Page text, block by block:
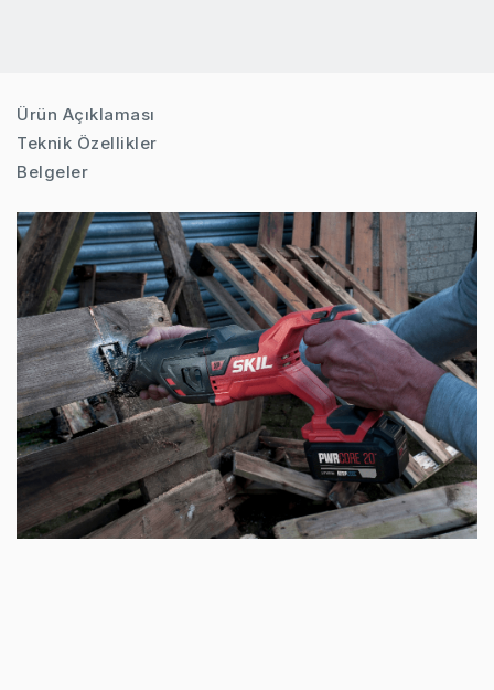
Çeşitli malzemelerde optimum kesme sonuçları için
değişken hız kontrolü
Aletsiz «Clic» sistemiyle hızlı ve kolay bıçak
değişimi
Düşük titreşim için karşı ağırlık dengeleme sistemi
(«VRS»)
Ürün Açıklaması
Teknik Özellikler
Belgeler